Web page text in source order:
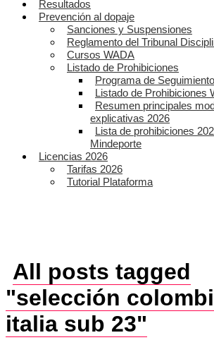
Resultados
Prevención al dopaje
Sanciones y Suspensiones
Reglamento del Tribunal
Cursos WADA
Listado de Prohibiciones
Programa de
Listado de Prohibiciones
Resumen principales
explicativas 2026
Lista de prohibiciones
Mindeporte
Licencias 2026
Tarifas 2026
Tutorial Plataforma
All posts tagged
"selección
italia sub 23"